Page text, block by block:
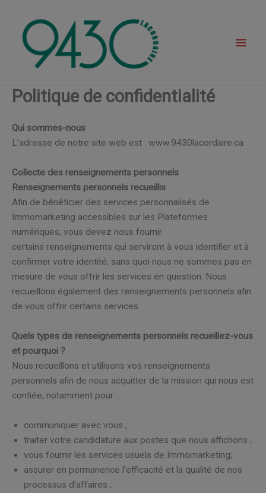
contenu
Politique de confidentialité
Qui sommes-nous
L’adresse de notre site web est : www.9430lacordaire.ca
Collecte des renseignements personnels
Renseignements personnels recueillis
Afin de bénéficier des services personnalisés de
Immomarketing accessibles sur les Plateformes
numériques, vous devez nous fournir
certains renseignements qui serviront à vous identifier et à
confirmer votre identité, sans quoi nous ne sommes pas en
mesure de vous offrir les services en question. Nous
recueillons également des renseignements personnels afin
de vous offrir certains services.
Quels types de renseignements personnels recueillez-vous
et pourquoi ?
Nous recueillons et utilisons vos renseignements
personnels afin de nous acquitter de la mission qui nous est
confiée, notamment pour :
communiquer avec vous ;
traiter votre candidature aux postes que nous affichons ;
vous fournir les services usuels de Immomarketing;
assurer en permanence l’efficacité et la qualité de nos
processus d’affaires ;